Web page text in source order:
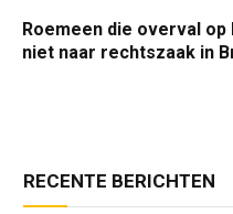
Roemeen die overval
niet naar rechtszaak in
RECENTE BERICHTEN